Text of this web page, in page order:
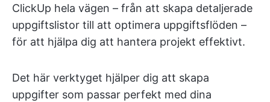
ClickUp hela vägen – från att skapa detaljerade
uppgiftslistor till att optimera uppgiftsflöden –
för att hjälpa dig att hantera projekt effektivt.
Det här verktyget hjälper dig att skapa
uppgifter som passar perfekt med dina